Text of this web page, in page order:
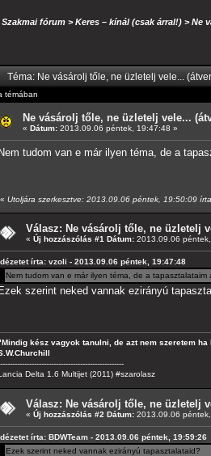
Szakmai fórum >Keres – kínál (csak árral!) >Ne
Téma: Ne vásárolj tőle, ne üzletelj vele...
témában
Ne vásárolj tőle, ne üzletelj vele...
« Dátum: 2013.09.06 péntek, 19:47:48 »
Nem tudom van e már ilyen téma, de a
« Utoljára szerkesztve: 2013.09.06 péntek, 19:50:09
Válasz: Ne vásárolj tőle, ne üzletelj
« Új hozzászólás #1 Dátum: 2013.09.06
írta: vzoli - 2013.09.06 péntek, 19:47:48
Nem tudom van e már ilyen téma, de a
Ezek szerint neked vannak ezirányú
kész vagyok tanulni, de azt nem szeretem
Delta 1.6 Multijet (2011) #szarolasz
Válasz: Ne vásárolj tőle, ne üzletelj
« Új hozzászólás #2 Dátum: 2013.09.06
írta: BDWTeam - 2013.09.06 péntek, 19:59:26
Ezek szerint neked vannak ezirányú tapasztalataid?